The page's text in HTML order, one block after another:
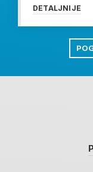
DETALJNIJE